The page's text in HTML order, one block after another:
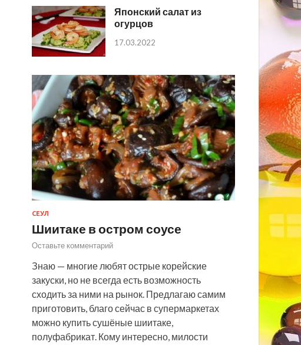
Японский салат из
огурцов
17.03.2022
СЕУЛ
Шиитаке в остром соусе
Оставьте комментарий
Знаю — многие любят острые корейские
закуски, но не всегда есть возможность
сходить за ними на рынок. Предлагаю самим
приготовить, благо сейчас в супермаркетах
можно купить сушёные шиитаке,
полуфабрикат. Кому интересно, милости